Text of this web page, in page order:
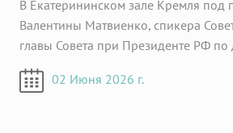
В Екатерининском зале Кремля под
Валентины Матвиенко, спикера
главы Совета при Президенте РФ по
02 Июня 2026 г.